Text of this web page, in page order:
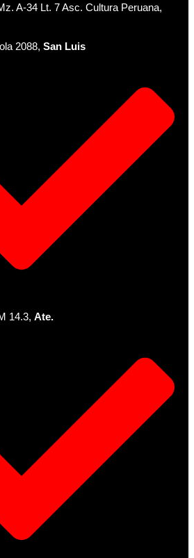
A-34 Lt. 7 Asc. Cultura Peruana,
2088, San Luis
14.3, Ate.